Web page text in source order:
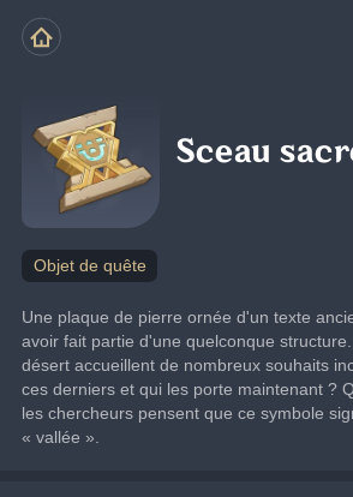
Sceau
Objet de quête
Une plaque de pierre ornée d'un texte
avoir fait partie d'une quelconque
désert accueillent de nombreux souhaits
ces derniers et qui les porte maintenant ?
les chercheurs pensent que ce symbole
« vallée ».